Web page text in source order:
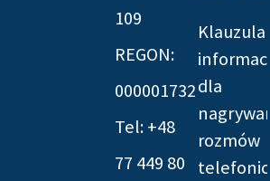
109
REGON:
000001732
Tel: +48
77 449 80
Klauzula
dla
rozmów